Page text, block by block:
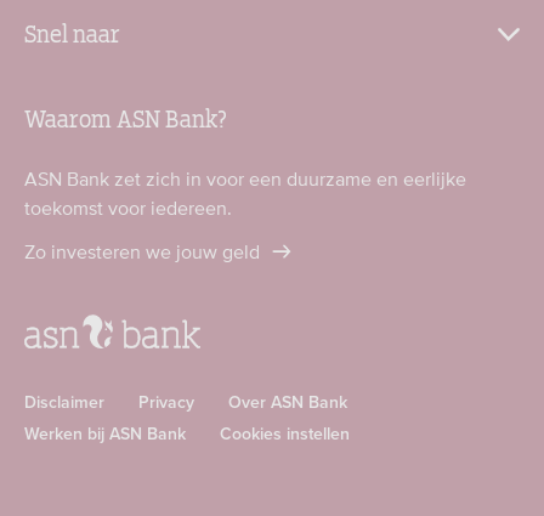
Snel naar
Waarom ASN Bank?
ASN Bank zet zich in voor een duurzame en eerlijke
toekomst voor iedereen.
Zo investeren we jouw geld
Disclaimer Privacy
Over ASN Bank
Werken bij ASN Bank
Cookies instellen